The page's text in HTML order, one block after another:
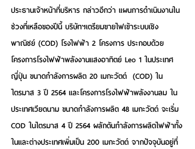
ประธานเจ้าหน้าที่บริหาร กล่าวอีกว่า แผนการดำเนินงานใน
ช่วงที่เหลือของปีนี้ บริษัทฯเตรียมขายไฟเข้าระบบเชิง
พาณิชย์ (COD) โรงไฟฟ้า 2 โครงการ ประกอบด้วย
โครงการโรงไฟฟ้าพลังงานแสงอาทิตย์ Leo 1 ในประเทศ
ญี่ปุ่น ขนาดกำลังการผลิต 20 เมกะวัตต์  (COD) ใน
ไตรมาส 3 ปี 2564 และโครงการโรงไฟฟ้าพลังงานลม ใน
ประเทศเวียดนาม ขนาดกำลังการผลิต 48 เมกะวัตต์ จะเริ่ม
COD ในไตรมาส 4 ปี 2564 ผลักดันกำลังการผลิตไฟฟ้าทั้ง
ในและต่างประเทศเพิ่มเป็น 200 เมกะวัตต์ จากปัจจุบันอยู่ที่